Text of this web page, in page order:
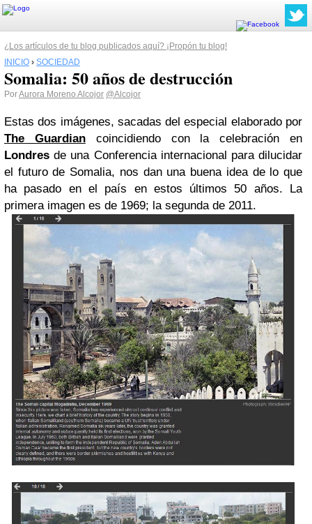
¿Los artículos de tu blog publicados aquí? ¡Propón tu blog!
INICIO › SOCIEDAD
Somalia: 50 años de destrucción
PorAurora Moreno Alcojor @Alcojor
Estas dos imágenes, sacadas del especial elaborado por
The Guardiancoincidiendo con la celebración en
Londres de una Conferencia internacional para dilucidar
el futuro de Somalia, nos dan una buena idea de lo que
ha pasado en el país en estos últimos 50 años. La
primera imagen es de 1969; la segunda de 2011.